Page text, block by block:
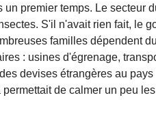
premier temps. Le secteur
S'il n'avait rien fait, le
familles dépendent
: usines d'égrenage,
devises étrangères au pays
de calmer un peu